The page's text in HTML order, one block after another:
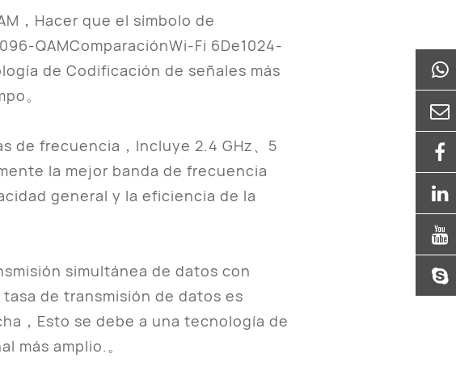
，Hacer que el símbolo de
QAMComparaciónWi-Fi 6De1024-
de Codificación de señales más
。
de frecuencia，Incluye 2.4 GHz、5
la mejor banda de frecuencia
general y la eficiencia de la
simultánea de datos con
de transmisión de datos es
，Esto se debe a una tecnología de
más amplio.。